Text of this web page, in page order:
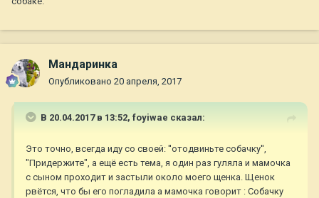
Мандаринка
Опубликовано 20 апреля, 2017
В 20.04.2017 в 13:52, foyiwae сказал:
Это точно, всегда иду со своей: ''отодвиньте собачку'',
"Придержите", а ещё есть тема, я один раз гуляла и мамочка
с сыном проходит и застыли около моего щенка. Щенок
рвётся, что бы его погладила а мамочка говорит : Собачку